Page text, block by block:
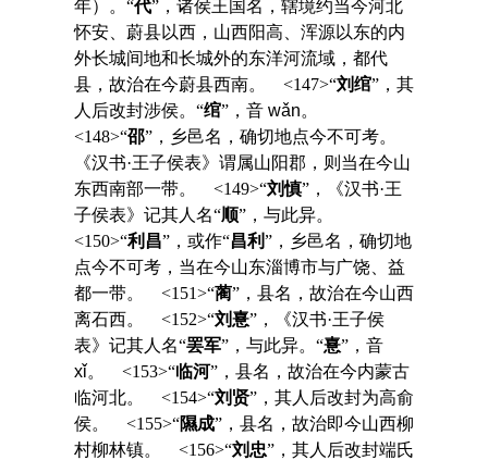
年）。“代”，诸侯王国名，辖境约当今河北
怀安、蔚县以西，山西阳高、浑源以东的内
外长城间地和长城外的东洋河流域，都代
县，故治在今蔚县西南。 <147>“刘绾”，其
人后改封涉侯。“绾”，音 wǎn。
<148>“邵”，乡邑名，确切地点今不可考。
《汉书·王子侯表》谓属山阳郡，则当在今山
东西南部一带。 <149>“刘慎”，《汉书·王
子侯表》记其人名“顺”，与此异。
<150>“利昌”，或作“昌利”，乡邑名，确切地
点今不可考，当在今山东淄博市与广饶、益
都一带。 <151>“蔺”，县名，故治在今山西
离石西。 <152>“刘憙”，《汉书·王子侯
表》记其人名“罢军”，与此异。“憙”，音
xǐ。 <153>“临河”，县名，故治在今内蒙古
临河北。 <154>“刘贤”，其人后改封为高俞
侯。 <155>“隰成”，县名，故治即今山西柳
村柳林镇。 <156>“刘忠”，其人后改封端氏